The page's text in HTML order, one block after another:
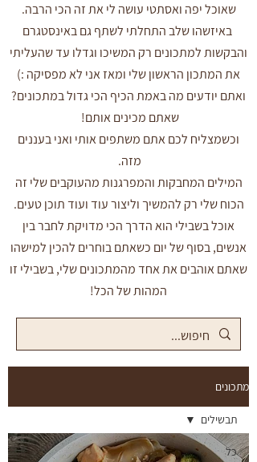
שאוכל יפה ואסתטי עושה לי את זה הכי הרבה.
באיזשהו שלב התחלתי לשתף גם באינסטגרם
והבקשות למתכונים רק המשיכו וגדלו עד שהעליתי
את המתכון הראשון שלי ומאז אני לא מפסיקה :)
ואתם יודעים מה באמת הכיף הכי גדול במתכונים?
שאתם מכינים אותם!
וכשמצליח לכם אתם משתפים אותי ואני בעננים
מזה.
המילים המחבקות והמפרגנות מהעוקבים שלי זה
הכוח שלי רק להמשיך וליצור עוד ועוד תוכן טעים.
אוכל בשבילי הוא הדרך הכי מדויקת לחבר בין
אנשים, בסוף של יום כשאתם בוחרים להכין למישהו
שאתם אוהבים את אחד מהמתכונים שלי, בשבילי זו
המהות של הכל!
מתכונים
כל
תבשילים